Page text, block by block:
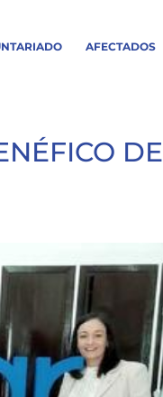
AFECTADOS
DE